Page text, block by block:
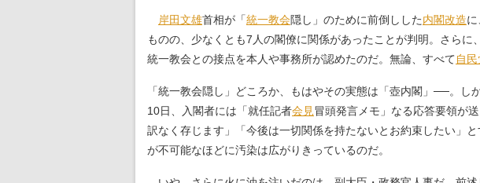
岸田文雄首相が「統一教会隠し」のために前倒しした内閣改造
ものの、少なくとも7人の閣僚に関係があったことが判明。さら
統一教会との接点を本人や事務所が認めたのだ。無論、すべて自
「統一教会隠し」どころか、もはやその実態は「壺内閣」──。
10日、入閣者には「就任記者会見冒頭発言メモ」なる応答要領が
訳なく存じます」「今後は一切関係を持たないとお約束したい」
が不可能なほどに汚染は広がりきっているのだ。